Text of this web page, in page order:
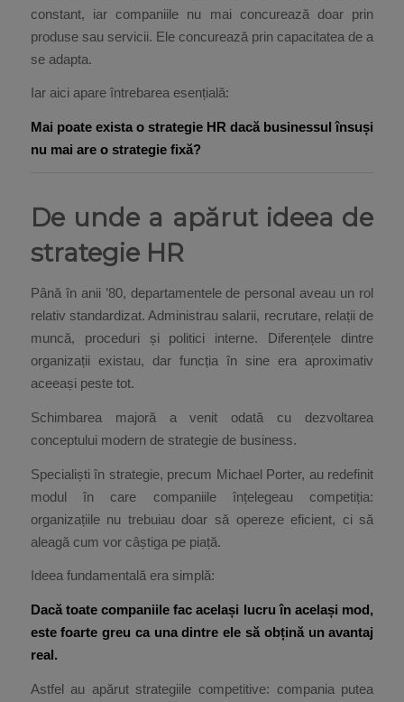
constant, iar companiile nu mai concurează doar prin
produse sau servicii. Ele concurează prin capacitatea de a
se adapta.
Iar aici apare întrebarea esențială:
Mai poate exista o strategie HR dacă businessul însuși
nu mai are o strategie fixă?
De unde a apărut ideea de
strategie HR
Până în anii ’80, departamentele de personal aveau un rol
relativ standardizat. Administrau salarii, recrutare, relații de
muncă, proceduri și politici interne. Diferențele dintre
organizații existau, dar funcția în sine era aproximativ
aceeași peste tot.
Schimbarea majoră a venit odată cu dezvoltarea
conceptului modern de strategie de business.
Specialiști în strategie, precum Michael Porter, au redefinit
modul în care companiile înțelegeau competiția:
organizațiile nu trebuiau doar să opereze eficient, ci să
aleagă cum vor câștiga pe piață.
Ideea fundamentală era simplă:
Dacă toate companiile fac același lucru în același mod,
este foarte greu ca una dintre ele să obțină un avantaj
real.
Astfel au apărut strategiile competitive: compania putea